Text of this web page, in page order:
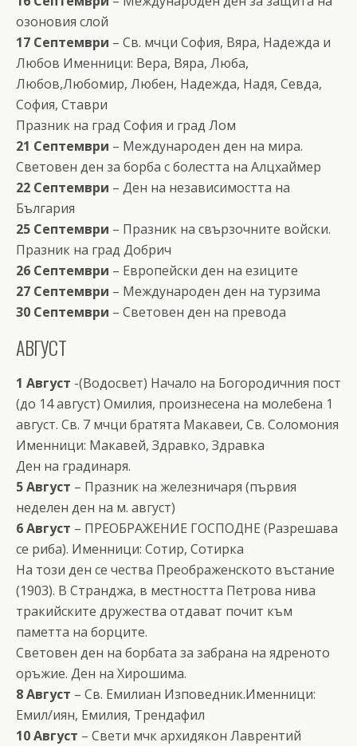
озоновия слой
17 Септември – Св. мчци София, Вяра, Надежда и
Любов Именници: Вера, Вяра, Люба,
Любов,Любомир, Любен, Надежда, Надя, Севда,
София, Ставри
Празник на град София и град Лом
21 Септември – Международен ден на мира.
Световен ден за борба с болестта на Алцхаймер
22 Септември – Ден на независимостта на
България
25 Септември – Празник на свързочните войски.
Празник на град Добрич
26 Септември – Европейски ден на езиците
27 Септември – Международен ден на турзима
30 Септември – Световен ден на превода
АВГУСТ
1 Август -(Водосвет) Начало на Богородичния пост
(до 14 август) Омилия, произнесена на молебена 1
август. Св. 7 мчци братята Макавеи, Св. Соломония
Именници: Макавей, Здравко, Здравка
Ден на градинаря.
5 Август – Празник на железничаря (първия
неделен ден на м. август)
6 Август – ПРЕОБРАЖЕНИЕ ГОСПОДНЕ (Разрешава
се риба). Именници: Сотир, Сотирка
На този ден се чества Преображенското въстание
(1903). В Странджа, в местността Петрова нива
тракийските дружества отдават почит към
паметта на борците.
Световен ден на борбата за забрана на ядреното
оръжие. Ден на Хирошима.
8 Август – Св. Емилиан Изповедник.Именници:
Емил/иян, Емилия, Трендафил
10 Август – Свети мчк архидякон Лаврентий